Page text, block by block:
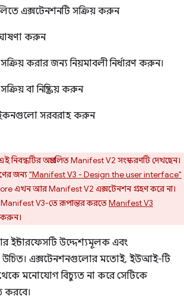
এক্সটেনশনটি সক্রিয় করুন
ঘোষণা করুন
করার জন্য নিয়মাবলী নির্ধারণ করুন।
বা নিষ্ক্রিয় করুন
সরবরাহ করুন
নিবন্ধটির অপ্রচলিত Manifest V2 সংস্করণটি দেখছেন।
জন্য"Manifest V3 - Design the user interface"
এখন আর Manifest V2 এক্সটেনশন গ্রহণ করে না।
V3-তে রূপান্তর করতেManifest V3
ইন্টারফেসটি উদ্দেশ্যমূলক এবং
উচিত। এক্সটেনশনগুলোর মতোই, ইউআই-টি
মনোযোগ বিচ্যুত না করে সেটিকে
করবে।